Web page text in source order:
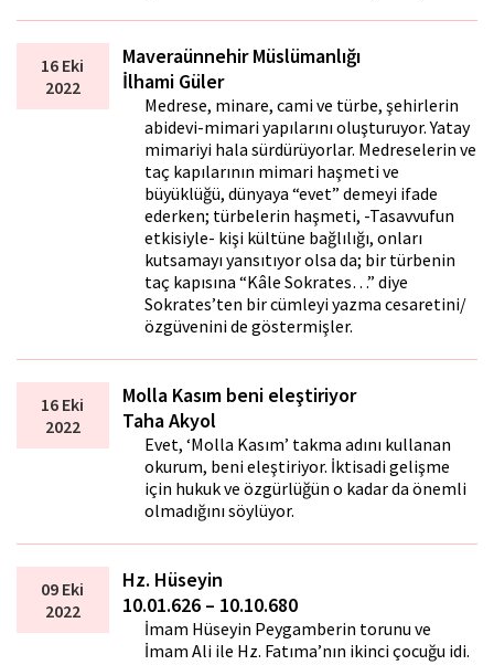
16 Eki
2022
Maveraünnehir Müslümanlığı
İlhami Güler
Medrese, minare, cami ve türbe, şehirlerin
abidevi-mimari yapılarını oluşturuyor. Yatay
mimariyi hala sürdürüyorlar. Medreselerin ve
taç kapılarının mimari haşmeti ve
büyüklüğü, dünyaya “evet” demeyi ifade
ederken; türbelerin haşmeti, -Tasavvufun
etkisiyle- kişi kültüne bağlılığı, onları
kutsamayı yansıtıyor olsa da; bir türbenin
taç kapısına “Kâle Sokrates…” diye
Sokrates’ten bir cümleyi yazma cesaretini/
özgüvenini de göstermişler.
16 Eki
2022
Molla Kasım beni eleştiriyor
Taha Akyol
Evet, ‘Molla Kasım’ takma adını kullanan
okurum, beni eleştiriyor. İktisadi gelişme
için hukuk ve özgürlüğün o kadar da önemli
olmadığını söylüyor.
09 Eki
2022
Hz. Hüseyin
10.01.626 – 10.10.680
İmam Hüseyin Peygamberin torunu ve
İmam Ali ile Hz. Fatıma’nın ikinci çocuğu idi.